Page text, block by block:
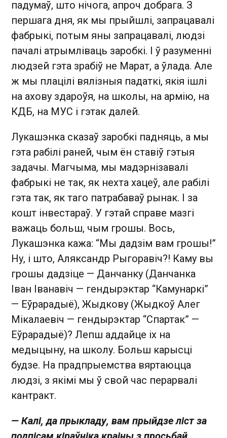
падумаў, што нічога, апроч добрага. З
першага дня, як мы прыйшлі, запрацавалі
фабрыкі, потым яны запрацавалі, людзі
пачалі атрымліваць заробкі. І ў разуменні
людзей гэта зрабіў не Марат, а ўлада. Але
ж мы плацілі вялізныя падаткі, якія ішлі
на ахову здароўя, на школы, на армію, на
КДБ, на МУС і гэтак далей.
Лукашэнка сказаў заробкі падняць, а мы
гэта рабілі раней, чым ён ставіў гэтыя
задачы. Магчыма, мы мадэрнізавалі
фабрыкі не так, як нехта хацеў, але рабілі
гэта так, як таго патрабаваў рынак. І за
кошт інвестараў. У гэтай справе мазгі
важаць больш, чым грошы. Вось,
Лукашэнка кажа: “Мы дадзім вам грошы!”
Ну, і што, Аляксандр Рыгоравіч?! Каму вы
грошы дадзіце — Данчанку (Данчанка
Іван Іванавіч — гендырэктар “Камунаркі”
— Еўрарадыё), Жыдкову (Жыдкоў Алег
Мікалаевіч — гендырэктар “Спартак” —
Еўрарадыё)? Лепш аддайце іх на
медыцыну, на школу. Больш карысці
будзе. На прадпрыемства вяртаюцца
людзі, з якімі мы ў свой час перарвалі
кантракт.
— Калі, да прыкладу, вам прыйдзе ліст за